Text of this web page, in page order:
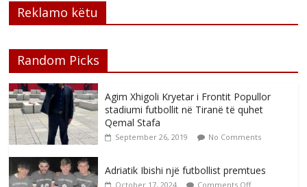
Reklamo këtu
Random Picks
Agim Xhigoli Kryetar i Frontit Popullor
stadiumi futbollit në Tiranë të quhet
Qemal Stafa
September 26, 2019 No Comments
Adriatik Ibishi një futbollist premtues
October 17, 2024 Comments Off